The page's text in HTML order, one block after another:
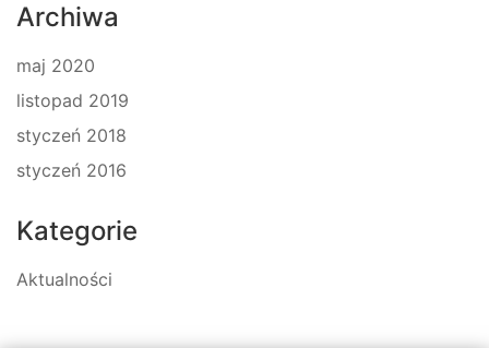
Archiwa
maj 2020
listopad 2019
styczeń 2018
styczeń 2016
Kategorie
Aktualności